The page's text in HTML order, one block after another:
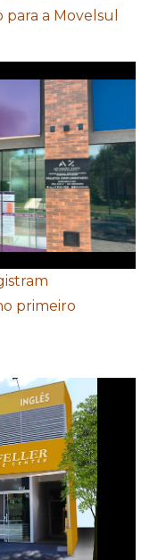
a Movelsul
primeiro